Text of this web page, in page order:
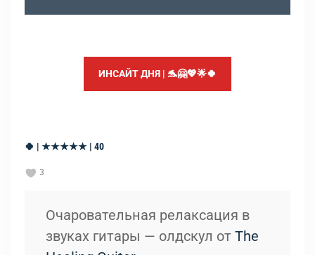
ИНСАЙТ ДНЯ | 🐬🤗💖🌟🍀
🍀 | ★★★★★ | 40
3
Очаровательная релаксация в
звуках гитары — олдскул от The